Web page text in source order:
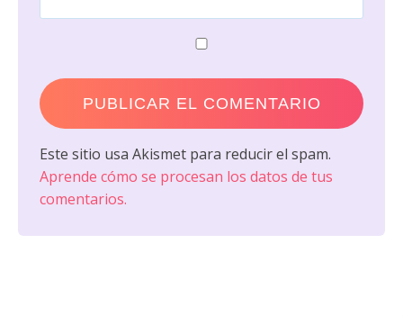
Este sitio usa Akismet para reducir el spam.
Aprende cómo se procesan los datos de tus
comentarios.